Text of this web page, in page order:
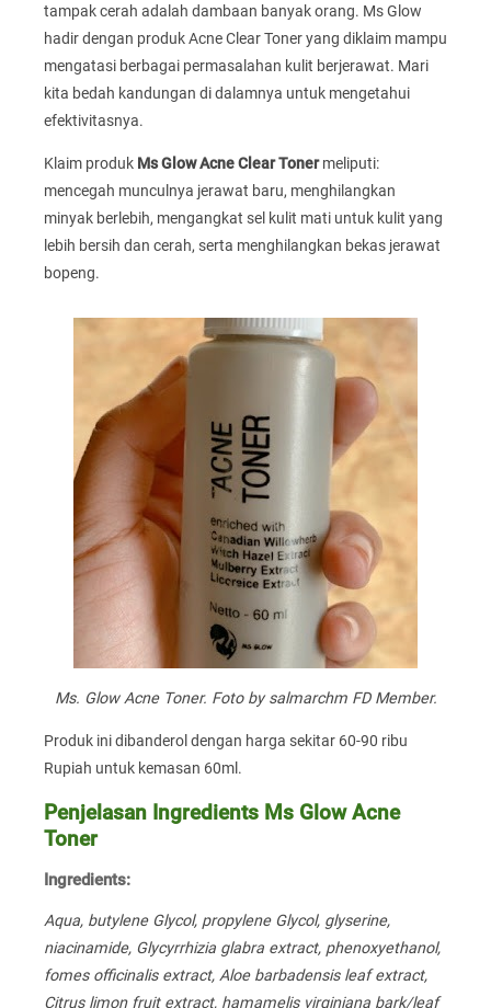
tampak cerah adalah dambaan banyak orang. Ms Glow
hadir dengan produk Acne Clear Toner yang diklaim mampu
mengatasi berbagai permasalahan kulit berjerawat. Mari
kita bedah kandungan di dalamnya untuk mengetahui
efektivitasnya.
Klaim produk Ms Glow Acne Clear Tonermeliputi:
mencegah munculnya jerawat baru, menghilangkan
minyak berlebih, mengangkat sel kulit mati untuk kulit yang
lebih bersih dan cerah, serta menghilangkan bekas jerawat
bopeng.
Ms. Glow Acne Toner. Foto by salmarchm FD Member.
Produk ini dibanderol dengan harga sekitar 60-90 ribu
Rupiah untuk kemasan 60ml.
Penjelasan Ingredients Ms Glow Acne
Toner
Ingredients:
Aqua, butylene Glycol, propylene Glycol, glyserine,
niacinamide, Glycyrrhizia glabra extract, phenoxyethanol,
fomes officinalis extract, Aloe barbadensis leaf extract,
Citrus limon fruit extract, hamamelis virginiana bark/leaf